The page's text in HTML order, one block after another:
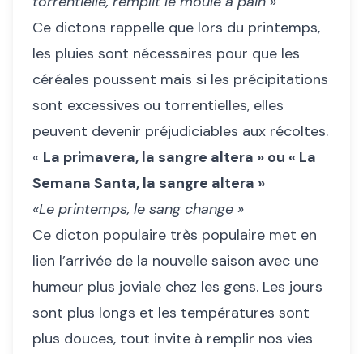
Ce dictons rappelle que lors du printemps,
les pluies sont nécessaires pour que les
céréales poussent mais si les précipitations
sont excessives ou torrentielles, elles
peuvent devenir préjudiciables aux récoltes.
« La primavera, la sangre altera » ou « La
Semana Santa, la sangre altera »
«Le printemps, le sang change »
Ce dicton populaire très populaire met en
lien l’arrivée de la nouvelle saison avec une
humeur plus joviale chez les gens. Les jours
sont plus longs et les températures sont
plus douces, tout invite à remplir nos vies